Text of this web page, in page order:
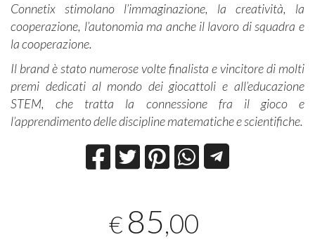
Connetix stimolano l’immaginazione, la creatività, la
cooperazione, l’autonomia ma anche il lavoro di squadra e
la cooperazione.
Il brand è stato numerose volte finalista e vincitore di molti
premi dedicati al mondo dei giocattoli e all’educazione
STEM, che tratta la connessione fra il gioco e
l’apprendimento delle discipline matematiche e scientifiche.
€ 85,00